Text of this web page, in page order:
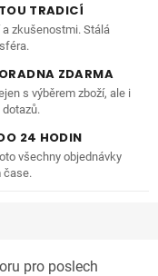
TRADICÍ
zkušenostmi. Stálá
ZDARMA
s výběrem zboží, ale i
24 HODIN
všechny objednávky
čase.
pro poslech